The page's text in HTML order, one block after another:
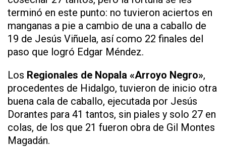
terminó en este punto: no tuvieron aciertos en
manganas a pie a cambio de una a caballo de
19 de Jesús Viñuela, así como 22 finales del
paso que logró Edgar Méndez.
Los Regionales de Nopala «Arroyo Negro»,
procedentes de Hidalgo, tuvieron de inicio otra
buena cala de caballo, ejecutada por Jesús
Dorantes para 41 tantos, sin piales y solo 27 en
colas, de los que 21 fueron obra de Gil Montes
Magadán.